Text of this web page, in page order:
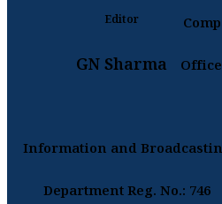
Editor
GN Sharma Office
Information and
Department Reg. No.: 746